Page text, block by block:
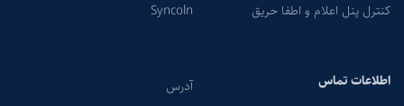
کنترل پنل اعلام و اطفا حریق
Syncoln
اطلاعات تماس
آدرس